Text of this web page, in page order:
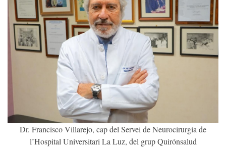
Dr. Francisco Villarejo, cap del Servei de Neurocirurgia de
l’Hospital Universitari La Luz, del grup Quirónsalud